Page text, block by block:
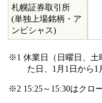
札幌証券取引所
(単独上場銘柄・ア
ンビシャス)
※1 休業日（日曜日、土
た日、1月1日から1
※2 15:25～15:30はクロ